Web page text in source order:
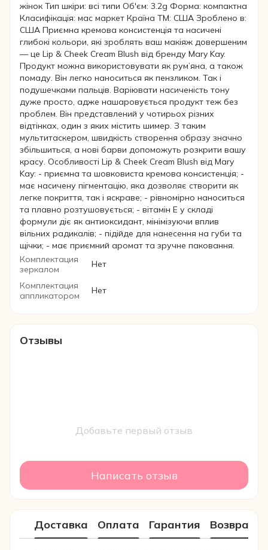
жінок Тип шкіри: всі типи Об'єм: 3.2g Форма: компактна
Класифікація: мас маркет Країна ТМ: США Зроблено в:
США Приємна кремова консистенція та насичені
глибокі кольори, які зроблять ваш макіяж довершеним
— це Lip & Cheek Cream Blush від бренду Mary Kay.
Продукт можна використовувати як рум’яна, а також
помаду. Він легко наноситься як пензликом. Так і
подушечками пальців. Варіювати насиченість тону
дуже просто, адже нашаровується продукт теж без
проблем. Він представлений у чотирьох різних
відтінках, один з яких містить шимер. З таким
мультитаскером, швидкість створення образу значно
збільшиться, а нові барви допоможуть розкрити вашу
красу. Особливості Lip & Cheek Cream Blush від Mary
Kay: - приємна та шовковиста кремова консистенція; -
має насичену пігментацію, яка дозволяє створити як
легке покриття, так і яскраве; - рівномірно наноситься
та плавно розтушовується; - вітамін Е у складі
формули діє як антиоксидант, мінімізуючи вплив
вільних радикалів; - підійде для нанесення на губи та
щічки; - має приємний аромат та зручне паковання.
Комплектация
зеркалом
Нет
Комплектация
аппликатором
Нет
Отзывы
Добавьте первый отзыв
Написать отзыв
Доставка Оплата Гарантия Возврат